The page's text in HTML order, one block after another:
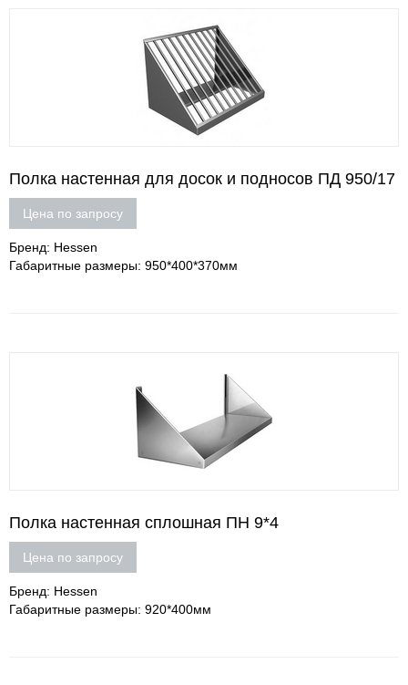
Полка настенная для досок и подносов ПД 950/17
Цена по запросу
Бренд: Hessen
Габаритные размеры: 950*400*370мм
Полка настенная сплошная ПН 9*4
Цена по запросу
Бренд: Hessen
Габаритные размеры: 920*400мм